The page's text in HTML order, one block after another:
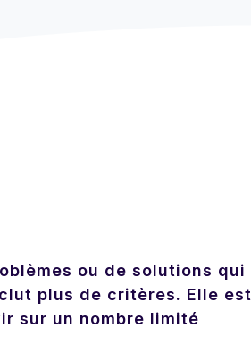
ou de solutions qui
plus de critères. Elle est
sur un nombre limité